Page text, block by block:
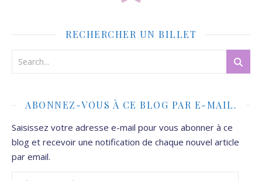
RECHERCHER UN BILLET
ABONNEZ-VOUS À CE BLOG PAR E-MAIL.
Saisissez votre adresse e-mail pour vous abonner à ce
blog et recevoir une notification de chaque nouvel article
par email.
Adresse e-mail